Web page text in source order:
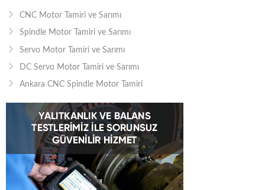
CNC Motor Tamiri ve Sarımı
Spindle Motor Tamiri ve Sarımı
Servo Motor Tamiri ve Sarımı
DC Servo Motor Tamiri ve Sarımı
Ankara CNC Spindle Motor Tamiri